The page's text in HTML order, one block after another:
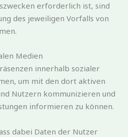
erforderlich ist, sind
des jeweiligen Vorfalls von
Medien
innerhalb sozialer
um mit den dort aktiven
Nutzern kommunizieren und
informieren zu können.
dabei Daten der Nutzer